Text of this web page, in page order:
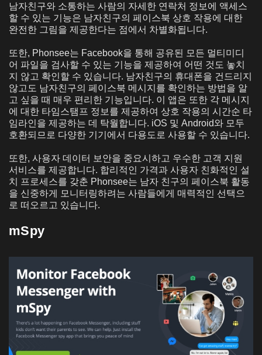
남자친구와 소통하는 사람의 자세한 연락처 정보에 액세스
할 수 있는 기능은 남자친구의 페이스북 상호 작용에 대한
완전한 그림을 제공한다는 점에서 차별화됩니다.
또한, Phonsee는 Facebook을 통해 공유된 모든 멀티미디
어 파일을 검사할 수 있는 기능을 제공하여 어떤 것도 놓치
지 않고 확인할 수 있습니다. 남자친구의 휴대폰을 건드리지
않고도 남자친구의 페이스북 메시지를 확인하는 방법을 알
고 싶을 때 매우 편리한 기능입니다. 이 앱은 또한 각 메시지
에 대한 타임스탬프 정보를 제공하여 상호 작용의 시간순 타
임라인을 제공하는 데 탁월합니다. iOS 및 Android와 모두
호환되므로 다양한 기기에서 다용도로 사용할 수 있습니다.
또한, 사용자 데이터 보안을 중요시하고 우수한 고객 지원
서비스를 제공합니다. 합리적인 가격과 사용자 친화적인 설
치 프로세스를 갖춘 Phonsee는 남자 친구의 페이스북 활동
을 신중하게 모니터링하려는 사람들에게 매력적인 선택으
로 떠오르고 있습니다.
mSpy